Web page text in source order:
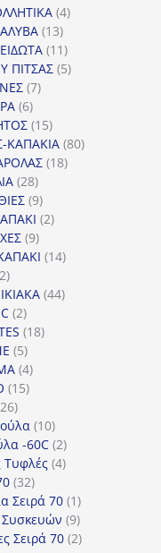
προϊόντα
44
1313
προϊόντα
1111
προϊόντα
ΠΙΤΣΑΣ 55
77
66
προϊόντα
1515
προϊόντα
ΚΑΠΑΚΙΑ 8080
1818
2828
προϊόντα
99
προϊόντα
22
99
προϊόντα
1414
22
προϊόντα
4444
22
προϊόντα
1818
55
προϊόντα
44
προϊόντα
1515
2626
προϊόντα
1010
προϊόντα
-60C 22
προϊόντα
Τυφλές 44
3232
προϊόντα
Σειρά 70 11
προϊόν
Συσκευών 99
προϊόντα
Σειρά 70 22